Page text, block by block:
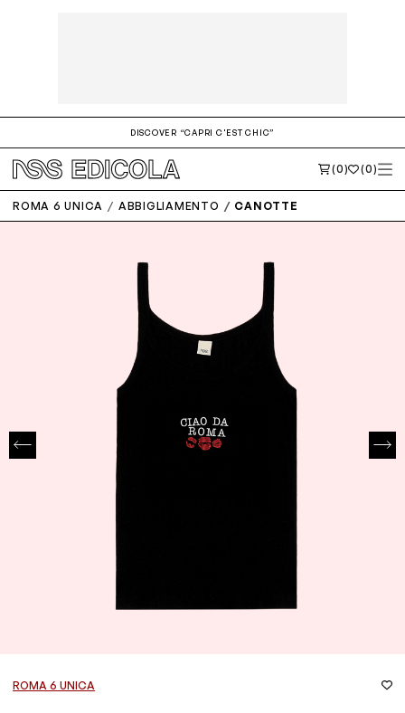
DISCOVER “CAPRI C'EST CHIC”
(0) (0)
ROMA 6 UNICA ABBIGLIAMENTO CANOTTE
ROMA 6 UNICA